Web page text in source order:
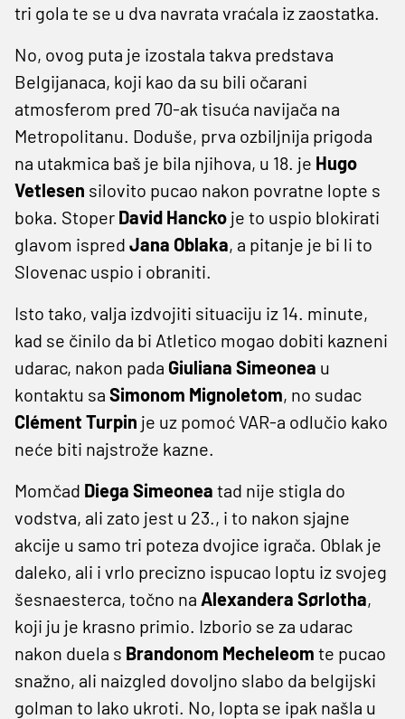
tri gola te se u dva navrata vraćala iz zaostatka.
No, ovog puta je izostala takva predstava
Belgijanaca, koji kao da su bili očarani
atmosferom pred 70-ak tisuća navijača na
Metropolitanu. Doduše, prva ozbiljnija prigoda
na utakmica baš je bila njihova, u 18. je Hugo
Vetlesen silovito pucao nakon povratne lopte s
boka. Stoper David Hancko je to uspio blokirati
glavom ispred Jana Oblaka, a pitanje je bi li to
Slovenac uspio i obraniti.
Isto tako, valja izdvojiti situaciju iz 14. minute,
kad se činilo da bi Atletico mogao dobiti kazneni
udarac, nakon pada Giuliana Simeonea u
kontaktu sa Simonom Mignoletom, no sudac
Clément Turpin je uz pomoć VAR-a odlučio kako
neće biti najstrože kazne.
Momčad Diega Simeonea tad nije stigla do
vodstva, ali zato jest u 23., i to nakon sjajne
akcije u samo tri poteza dvojice igrača. Oblak je
daleko, ali i vrlo precizno ispucao loptu iz svojeg
šesnaesterca, točno na Alexandera Sørlotha,
koji ju je krasno primio. Izborio se za udarac
nakon duela s Brandonom Mecheleom te pucao
snažno, ali naizgled dovoljno slabo da belgijski
golman to lako ukroti. No, lopta se ipak našla u